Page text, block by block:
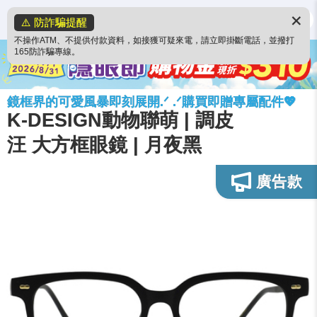
⚠️ 防詐騙提醒
不操作ATM、不提供付款資料，如接獲可疑來電，請立即掛斷電話，並撥打
165防詐騙專線。
✕
鏡框界的可愛風暴即刻展開.ᐟ .ᐟ購買即贈專屬配件💖
K-DESIGN動物聯萌 | 調皮
汪 大方框眼鏡 | 月夜黑